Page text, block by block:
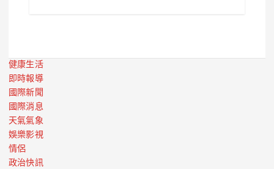
健康生活
即時報導
國際新聞
國際消息
天氣氣象
娛樂影視
情侶
政治快訊